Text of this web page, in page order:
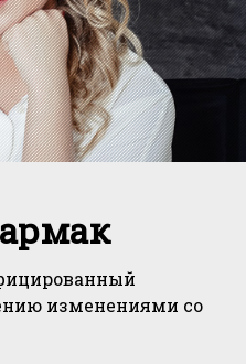
изменениями со